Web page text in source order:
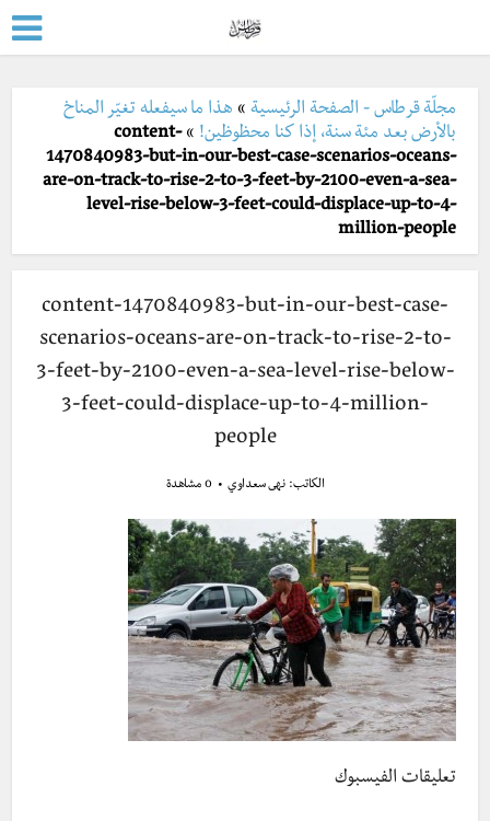
مجلّة قرطاس - الصفحة الرئيسية » هذا ما سيفعله تغيّر المناخ
بالأرض بعد مئة سنة، إذا كنا محظوظين! »
content-
1470840983-but-in-our-best-case-scenarios-oceans-
are-on-track-to-rise-2-to-3-feet-by-2100-even-a-sea-
level-rise-below-3-feet-could-displace-up-to-4-
million-people
content-1470840983-but-in-our-best-case-
scenarios-oceans-are-on-track-to-rise-2-to-
3-feet-by-2100-even-a-sea-level-rise-below-
3-feet-could-displace-up-to-4-million-
people
الكاتب:نهى سعداوي 0 مشاهدة
تعليقات الفيسبوك